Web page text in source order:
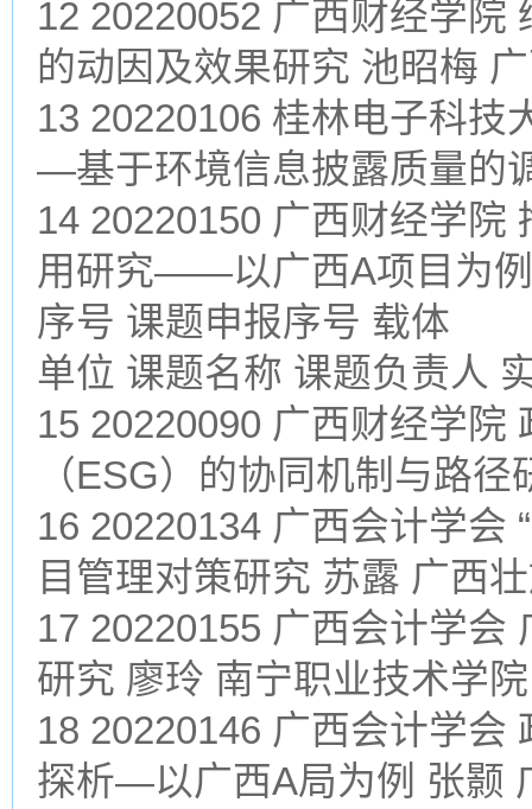
12 20220052 广西财经学院
的动因及效果研究 池昭梅
13 20220106 桂林电子科技
—基于环境信息披露质量的
14 20220150 广西财经学院
用研究——以广西A项目为
序号 课题申报序号 载体
单位 课题名称 课题负责人
15 20220090 广西财经学院
（ESG）的协同机制与路
16 20220134 广西会计学会
目管理对策研究 苏露 广西
17 20220155 广西会计学会
研究 廖玲 南宁职业技术学院
18 20220146 广西会计学会
探析—以广西A局为例 张颢